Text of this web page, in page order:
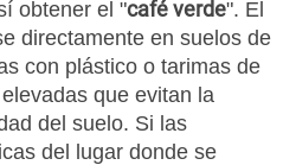
obtener el "café verde". El
directamente en suelos de
con plástico o tarimas de
que evitan la
del suelo. Si las
del lugar donde se